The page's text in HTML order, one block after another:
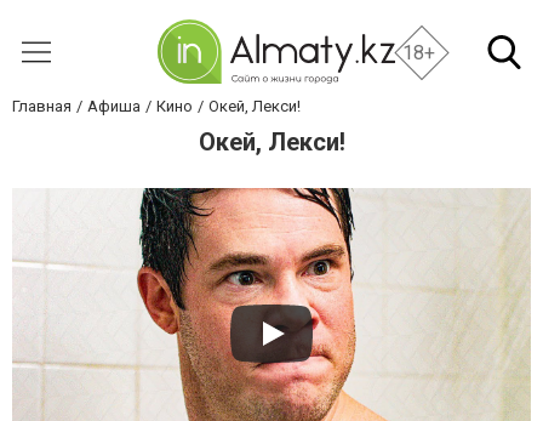
18+
Главная Афиша Кино Окей, Лекси!
Окей, Лекси!